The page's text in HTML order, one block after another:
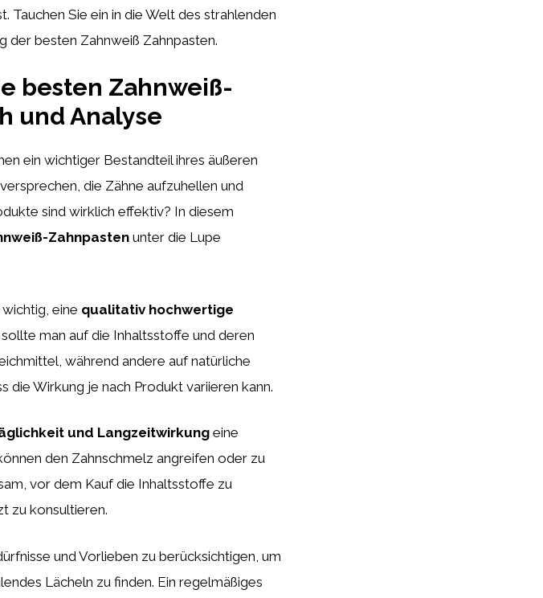
Tauchen Sie ein in die Welt des strahlenden
der besten Zahnweiß Zahnpasten.
besten Zahnweiß-
und Analyse
ein wichtiger Bestandteil ihres äußeren
versprechen, die Zähne aufzuhellen und
sind wirklich effektiv? In diesem
Zahnpasten unter die Lupe
eine qualitativ hochwertige
man auf die Inhaltsstoffe und deren
während andere auf natürliche
die Wirkung je nach Produkt variieren kann.
und Langzeitwirkung eine
den Zahnschmelz angreifen oder zu
vor dem Kauf die Inhaltsstoffe zu
zu konsultieren.
und Vorlieben zu berücksichtigen, um
Lächeln zu finden. Ein regelmäßiges